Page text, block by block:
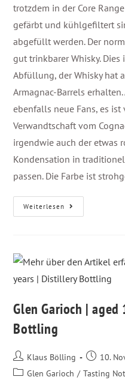
trotzdem in der Core
gefärbt und kühlgefiltert
abgefüllt werden. Der
gut trinkbarer Whisky.
Abfüllung, der Whisky hat
Armagnac-Barrels
ebenfalls neue Fans, es
Verwandtschaft vom
irgendwie auch der etwas
Kondensation in
passen. Die Farbe ist
Weiterlesen
Glen Garioch |
Bottling
Klaus Bölling
10.
Glen Garioch / Tasting